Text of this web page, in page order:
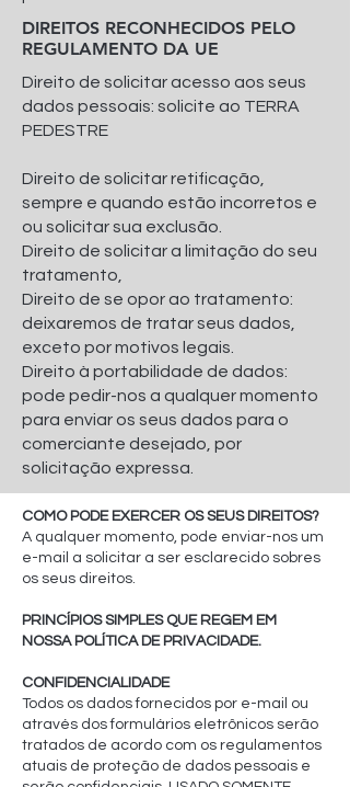
DIREITOS RECONHECIDOS PELO
REGULAMENTO DA UE
Direito de solicitar acesso aos seus
dados pessoais: solicite ao TERRA
PEDESTRE
Direito de solicitar retificação,
sempre e quando estão incorretos e
ou solicitar sua exclusão.
Direito de solicitar a limitação do seu
tratamento,
Direito de se opor ao tratamento:
deixaremos de tratar seus dados,
exceto por motivos legais.
Direito à portabilidade de dados:
pode pedir-nos a qualquer momento
para enviar os seus dados para o
comerciante desejado, por
solicitação expressa.
COMO PODE EXERCER OS SEUS DIREITOS?
A qualquer momento, pode enviar-nos um
e-mail a solicitar a ser esclarecido sobres
os seus direitos.
PRINCÍPIOS SIMPLES QUE REGEM EM
NOSSA POLÍTICA DE PRIVACIDADE.
CONFIDENCIALIDADE
Todos os dados fornecidos por e-mail ou
através dos formulários eletrônicos serão
tratados de acordo com os regulamentos
atuais de proteção de dados pessoais e